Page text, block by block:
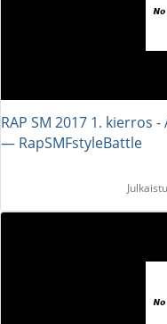
RAP SM 2017 1. kierros -
― RapSMFstyleBattle